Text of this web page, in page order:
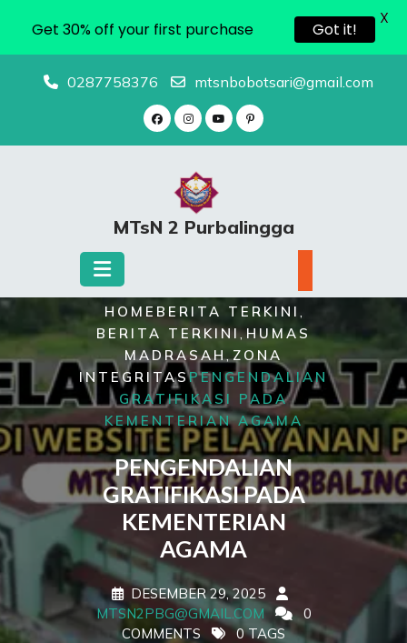
0287758376 mtsnbobotsari@gmail.com
MTsN 2 Purbalingga
HOME BERITA TERKINI ,
BERITA TERKINI,HUMAS
MADRASAH,ZONA
INTEGRITASPENGENDALIAN
GRATIFIKASI PADA
KEMENTERIAN AGAMA
PENGENDALIAN
GRATIFIKASI PADA
KEMENTERIAN
AGAMA
DESEMBER 29, 2025
MTSN2PBG@GMAIL.COM
0
COMMENTS
0 TAGS
Get 30% off your first purchase Got it!
X